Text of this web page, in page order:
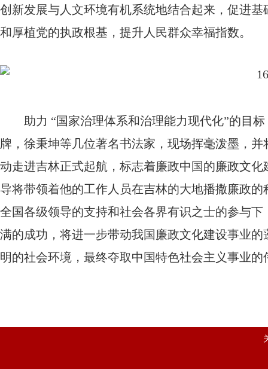
创新发展与人文环境有机系统地结合起来，促进
和厚植党的执政根基，提升人民群众幸福指数。
助力 “国家治理体系和治理能力现代化”的目标
牌，徐秉坤等几位著名书法家，现场挥毫泼墨，
动走进吉林正式起航，标志着廉政中国的廉政文
导将带领着他的工作人员在吉林的大地播撒廉政
全国各级领导的支持和社会各界有识之士的参与
满的成功，将进一步带动我国廉政文化建设事业
明的社会环境，最终夺取中国特色社会主义事业